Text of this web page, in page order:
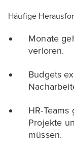
Häufige
Monate
verloren.
Budgets
HR-
Projekte
müssen.